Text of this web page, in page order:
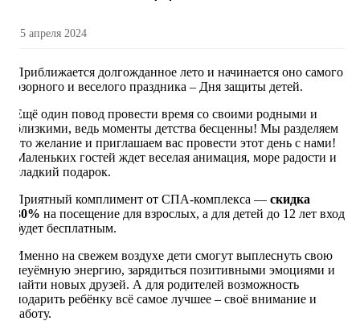
25 апреля 2024
Приближается долгожданное лето и начинается оно самого
озорного и веселого праздника – Дня защиты детей.
Ещё один повод провести время со своими родными и
близкими, ведь моменты детства бесценны! Мы разделяем
это желание и приглашаем вас провести этот день с нами!
Маленьких гостей ждет веселая анимация, море радости и
сладкий подарок.
Приятный комплимент от СПА-комплекса — скидка
30% на посещение для взрослых, а для детей до 12 лет вход
будет бесплатным.
Именно на свежем воздухе дети смогут выплеснуть свою
неуёмную энергию, зарядиться позитивными эмоциями и
найти новых друзей. А для родителей возможность
подарить ребёнку всё самое лучшее – своё внимание и
заботу.